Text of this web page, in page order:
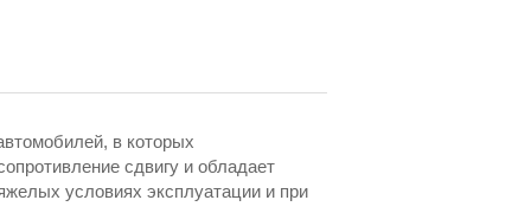
в которых
сдвигу и обладает
условиях эксплуатации и при